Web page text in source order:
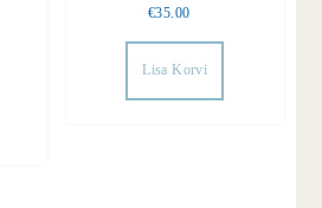
€35.00
Lisa Korvi